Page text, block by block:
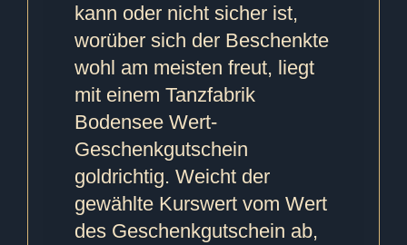
kann oder nicht sicher ist,
worüber sich der Beschenkte
wohl am meisten freut, liegt
mit einem Tanzfabrik
Bodensee Wert-
Geschenkgutschein
goldrichtig. Weicht der
gewählte Kurswert vom Wert
des Geschenkgutschein ab,